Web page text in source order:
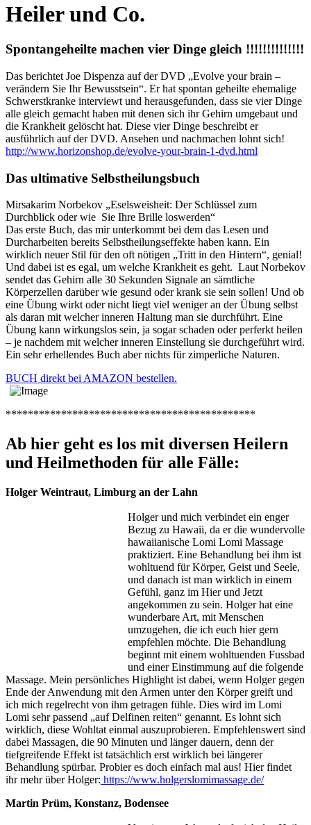
Heiler und Co.
Spontangeheilte machen vier Dinge gleich !!!!!!!!!!!!!!
Das berichtet Joe Dispenza auf der DVD „Evolve your brain –
verändern Sie Ihr Bewusstsein“. Er hat spontan geheilte ehemalige
Schwerstkranke interviewt und herausgefunden, dass sie vier Dinge
alle gleich gemacht haben mit denen sich ihr Gehirn umgebaut und
die Krankheit gelöscht hat. Diese vier Dinge beschreibt er
ausführlich auf der DVD. Ansehen und nachmachen lohnt sich!
http://www.horizonshop.de/evolve-your-brain-1-dvd.html
Das ultimative Selbstheilungsbuch
Mirsakarim Norbekov „Eselsweisheit: Der Schlüssel zum
Durchblick oder wie Sie Ihre Brille loswerden“
Das erste Buch, das mir unterkommt bei dem das Lesen und
Durcharbeiten bereits Selbstheilungseffekte haben kann. Ein
wirklich neuer Stil für den oft nötigen „Tritt in den Hintern“, genial!
Und dabei ist es egal, um welche Krankheit es geht. Laut Norbekov
sendet das Gehirn alle 30 Sekunden Signale an sämtliche
Körperzellen darüber wie gesund oder krank sie sein sollen! Und ob
eine Übung wirkt oder nicht liegt viel weniger an der Übung selbst
als daran mit welcher inneren Haltung man sie durchführt. Eine
Übung kann wirkungslos sein, ja sogar schaden oder perferkt heilen
– je nachdem mit welcher inneren Einstellung sie durchgeführt wird.
Ein sehr erhellendes Buch aber nichts für zimperliche Naturen.
BUCH direkt bei AMAZON bestellen.
*********************************************
Ab hier geht es los mit diversen Heilern
und Heilmethoden für alle Fälle:
Holger Weintraut, Limburg an der Lahn
Holger und mich verbindet ein enger
Bezug zu Hawaii, da er die wundervolle
hawaiianische Lomi Lomi Massage
praktiziert. Eine Behandlung bei ihm ist
wohltuend für Körper, Geist und Seele,
und danach ist man wirklich in einem
Gefühl, ganz im Hier und Jetzt
angekommen zu sein. Holger hat eine
wunderbare Art, mit Menschen
umzugehen, die ich euch hier gern
empfehlen möchte. Die Behandlung
beginnt mit einem wohltuenden Fussbad
und einer Einstimmung auf die folgende
Massage. Mein persönliches Highlight ist dabei, wenn Holger gegen
Ende der Anwendung mit den Armen unter den Körper greift und
ich mich regelrecht von ihm getragen fühle. Dies wird im Lomi
Lomi sehr passend „auf Delfinen reiten“ genannt. Es lohnt sich
wirklich, diese Wohltat einmal auszuprobieren. Empfehlenswert sind
dabei Massagen, die 90 Minuten und länger dauern, denn der
tiefgreifende Effekt ist tatsächlich erst wirklich bei längerer
Behandlung spürbar. Probier es doch einfach mal aus! Hier findet
ihr mehr über Holger: https://www.holgerslomimassage.de/
Martin Prüm, Konstanz, Bodensee